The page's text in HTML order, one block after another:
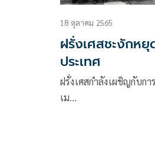
18 ตุลาคม 2565
ฝรั่งเศสชะงักห
ประเทศ
ฝรั่งเศสกำลังเผชิญกับก
เม…